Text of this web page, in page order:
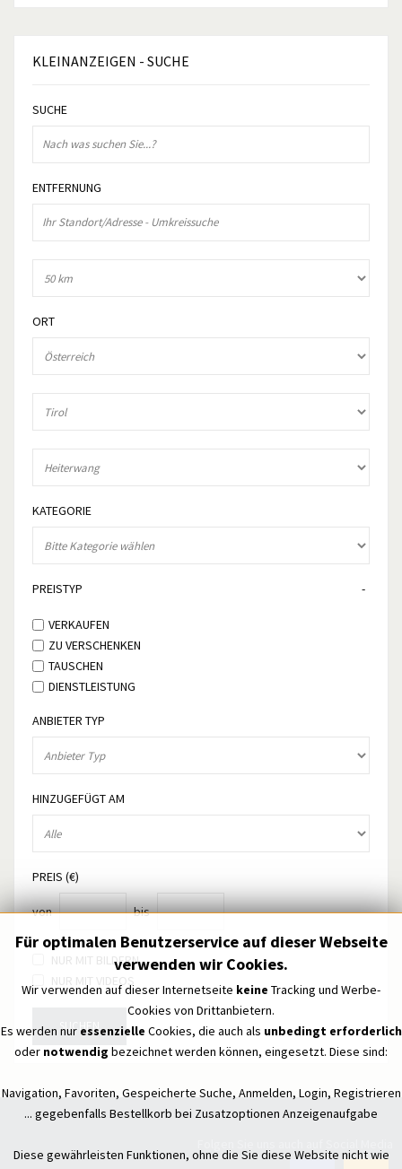
KLEINANZEIGEN - SUCHE
SUCHE
ENTFERNUNG
ORT
KATEGORIE
PREISTYP
VERKAUFEN
ZU VERSCHENKEN
TAUSCHEN
DIENSTLEISTUNG
ANBIETER TYP
HINZUGEFÜGT AM
PREIS (€)
von bis
NUR MIT BILDERN
NUR MIT VIDEOS
SUCHEN
Für optimalen Benutzerservice auf dieser Webseite
verwenden wir Cookies.
Wir verwenden auf dieser Internetseite keine Tracking und Werbe-
Cookies von Drittanbietern.
Es werden nur essenzielle Cookies, die auch als unbedingt erforderlich
oder notwendig bezeichnet werden können, eingesetzt. Diese sind:
Navigation, Favoriten, Gespeicherte Suche, Anmelden, Login, Registrieren
... gegebenfalls Bestellkorb bei Zusatzoptionen Anzeigenaufgabe
Diese gewährleisten Funktionen, ohne die Sie diese Website nicht wie